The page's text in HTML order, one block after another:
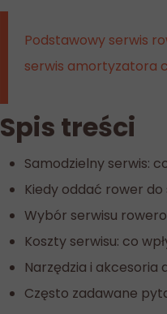
Podstawowy serwis
serwis amortyzatora
Spis treści
Samodzielny serwis:
Kiedy oddać rower do
Wybór serwisu
Koszty serwisu: co
Narzędzia i akcesoria
Często zadawane